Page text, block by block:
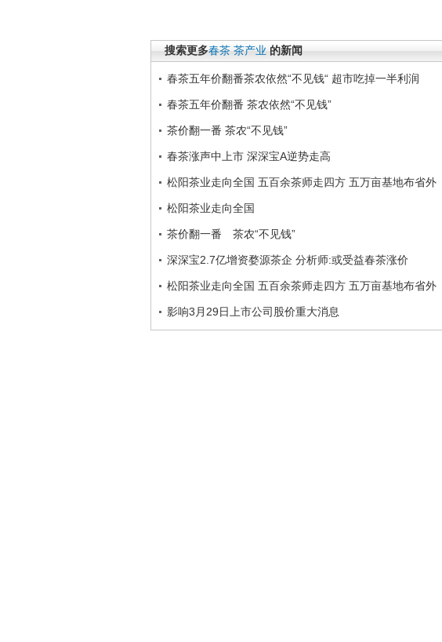
搜索更多春茶 茶产业 的新闻
春茶五年价翻番茶农依然“不见钱“ 超市吃掉一半利润
春茶五年价翻番 茶农依然“不见钱”
茶价翻一番 茶农“不见钱”
春茶涨声中上市 深深宝A逆势走高
松阳茶业走向全国 五百余茶师走四方 五万亩基地布省外
松阳茶业走向全国
茶价翻一番 茶农“不见钱”
深深宝2.7亿增资婺源茶企 分析师:或受益春茶涨价
松阳茶业走向全国 五百余茶师走四方 五万亩基地布省外
影响3月29日上市公司股价重大消息